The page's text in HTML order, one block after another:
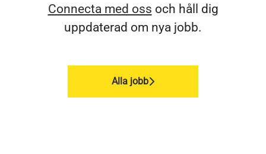
Connecta med oss och håll dig
uppdaterad om nya jobb.
Alla jobb